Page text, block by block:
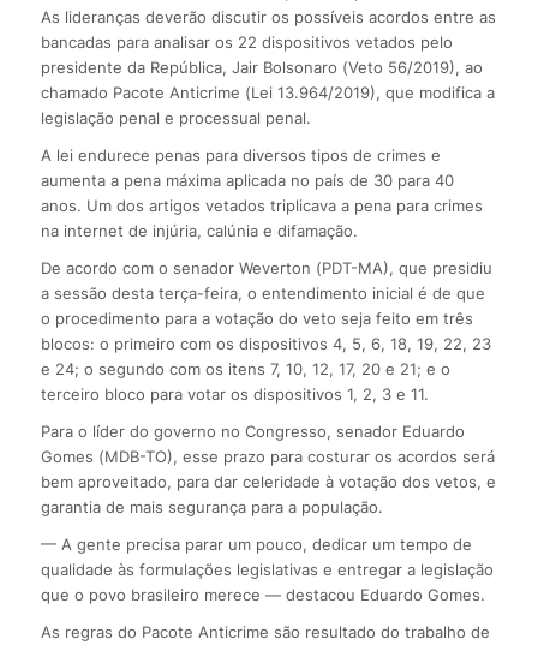
As lideranças deverão discutir os possíveis acordos entre as
bancadas para analisar os 22 dispositivos vetados pelo
presidente da República, Jair Bolsonaro (Veto 56/2019), ao
chamado Pacote Anticrime (Lei 13.964/2019), que modifica a
legislação penal e processual penal.
A lei endurece penas para diversos tipos de crimes e
aumenta a pena máxima aplicada no país de 30 para 40
anos. Um dos artigos vetados triplicava a pena para crimes
na internet de injúria, calúnia e difamação.
De acordo com o senador Weverton (PDT-MA), que presidiu
a sessão desta terça-feira, o entendimento inicial é de que
o procedimento para a votação do veto seja feito em três
blocos: o primeiro com os dispositivos 4, 5, 6, 18, 19, 22, 23
e 24; o segundo com os itens 7, 10, 12, 17, 20 e 21; e o
terceiro bloco para votar os dispositivos 1, 2, 3 e 11.
Para o líder do governo no Congresso, senador Eduardo
Gomes (MDB-TO), esse prazo para costurar os acordos será
bem aproveitado, para dar celeridade à votação dos vetos, e
garantia de mais segurança para a população.
— A gente precisa parar um pouco, dedicar um tempo de
qualidade às formulações legislativas e entregar a legislação
que o povo brasileiro merece — destacou Eduardo Gomes.
As regras do Pacote Anticrime são resultado do trabalho de